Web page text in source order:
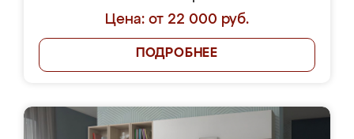
Цена: от 22 000 руб.
ПОДРОБНЕЕ